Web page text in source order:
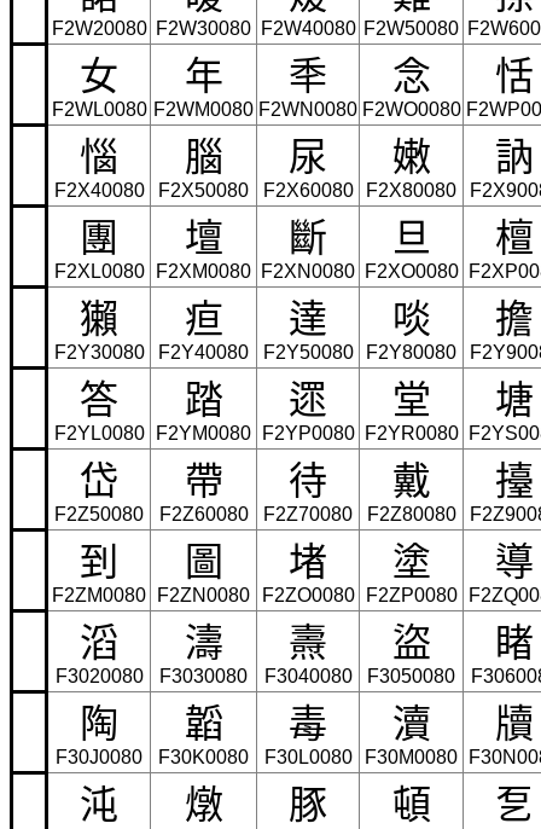
F2W20080 F2W30080 F2W40080 F2W50080
女
F2WL0080
年
F2WM0080
秊
F2WN0080
念
F2WO0080
恬
惱
F2X40080
腦
F2X50080
尿
F2X60080
嫩
F2X80080
訥
團
F2XL0080
壇
F2XM0080
斷
F2XN0080
旦
F2XO0080
檀
獺
F2Y30080
疸
F2Y40080
達
F2Y50080
啖
F2Y80080
擔
答
F2YL0080
踏
F2YM0080
遝
F2YP0080
堂
F2YR0080
塘
岱
F2Z50080
帶
F2Z60080
待
F2Z70080
戴
F2Z80080
擡
到
F2ZM0080
圖
F2ZN0080
堵
F2ZO0080
塗
F2ZP0080
導
滔
F3020080
濤
F3030080
燾
F3040080
盜
F3050080
睹
陶
F30J0080
韜
F30K0080
毒
F30L0080
瀆
F30M0080
牘
沌 燉 豚 頓 乭